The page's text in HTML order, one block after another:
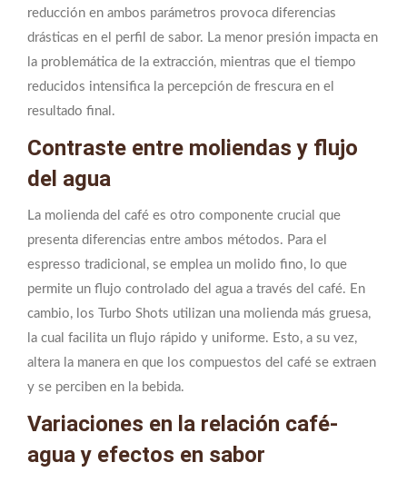
reducción en ambos parámetros provoca diferencias
drásticas en el perfil de sabor. La menor presión impacta en
la problemática de la extracción, mientras que el tiempo
reducidos intensifica la percepción de frescura en el
resultado final.
Contraste entre moliendas y flujo
del agua
La molienda del café es otro componente crucial que
presenta diferencias entre ambos métodos. Para el
espresso tradicional, se emplea un molido fino, lo que
permite un flujo controlado del agua a través del café. En
cambio, los Turbo Shots utilizan una molienda más gruesa,
la cual facilita un flujo rápido y uniforme. Esto, a su vez,
altera la manera en que los compuestos del café se extraen
y se perciben en la bebida.
Variaciones en la relación café-
agua y efectos en sabor